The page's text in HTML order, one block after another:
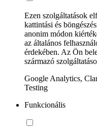
Ezen szolgáltatások
kattintási és
anonim módon
az általános
érdekében. Az Ön
származó
Google Analytics,
Testing
Funkcionális